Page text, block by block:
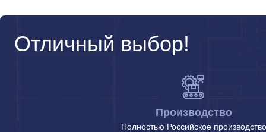
Отличный выбор!
Производство
Полностью Российское производство